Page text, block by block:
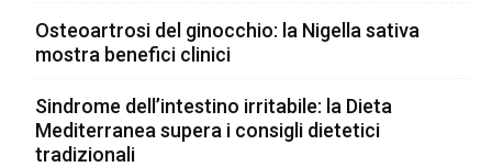
Osteoartrosi del ginocchio: la Nigella sativa
mostra benefici clinici
Sindrome dell’intestino irritabile: la Dieta
Mediterranea supera i consigli dietetici
tradizionali